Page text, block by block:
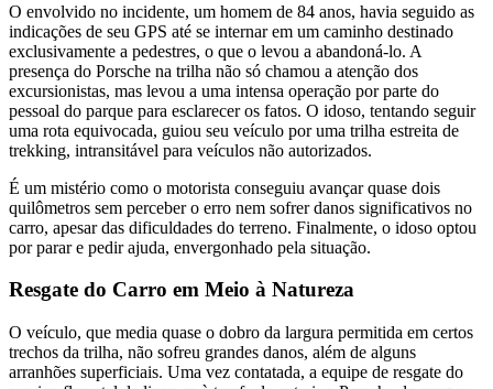
O envolvido no incidente, um homem de 84 anos, havia seguido as
indicações de seu GPS até se internar em um caminho destinado
exclusivamente a pedestres, o que o levou a abandoná-lo. A
presença do Porsche na trilha não só chamou a atenção dos
excursionistas, mas levou a uma intensa operação por parte do
pessoal do parque para esclarecer os fatos. O idoso, tentando seguir
uma rota equivocada, guiou seu veículo por uma trilha estreita de
trekking, intransitável para veículos não autorizados.
É um mistério como o motorista conseguiu avançar quase dois
quilômetros sem perceber o erro nem sofrer danos significativos no
carro, apesar das dificuldades do terreno. Finalmente, o idoso optou
por parar e pedir ajuda, envergonhado pela situação.
Resgate do Carro em Meio à Natureza
O veículo, que media quase o dobro da largura permitida em certos
trechos da trilha, não sofreu grandes danos, além de alguns
arranhões superficiais. Uma vez contatada, a equipe de resgate do